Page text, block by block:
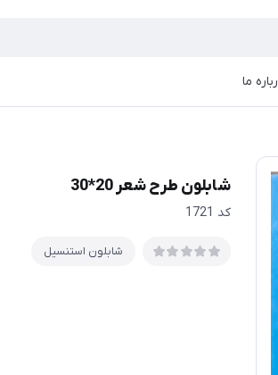
ما
شابلون طرح شعر 20*30
كد 1721
شابلون استنسیل